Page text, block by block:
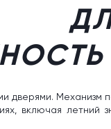
Механизм
включая